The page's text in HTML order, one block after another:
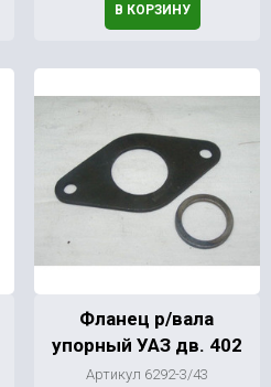
В КОРЗИНУ
Фланец р/вала
упорный УАЗ дв. 402
Артикул 6292-3/43